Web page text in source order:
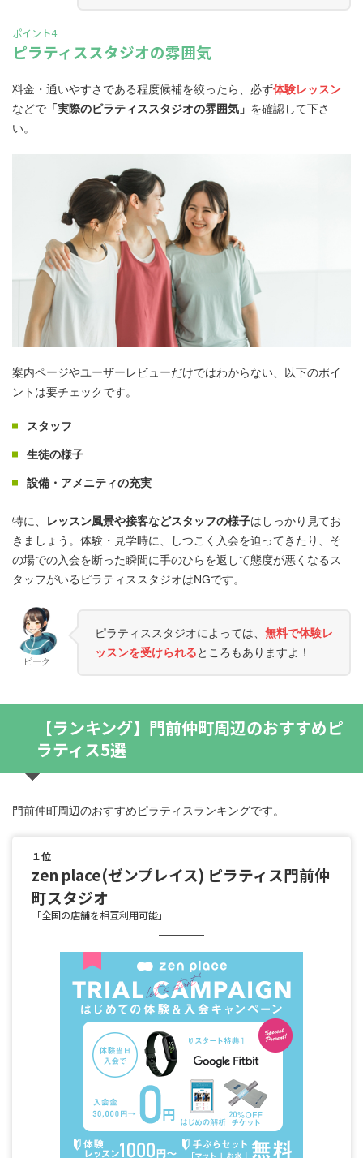
ポイント4
ピラティススタジオの雰囲気
料金・通いやすさである程度候補を絞ったら、必ず体験レッスン
などで 「実際のピラティススタジオの雰囲気」 を確認して下さ
い。
案内ページやユーザーレビューだけではわからない、以下のポイ
ントは要チェックです。
スタッフ
生徒の様子
設備・アメニティの充実
特に、 レッスン風景や接客などスタッフの様子はしっかり見てお
きましょう。体験・見学時に、しつこく入会を迫ってきたり、そ
の場での入会を断った瞬間に手のひらを返して態度が悪くなるス
タッフがいるピラティススタジオはNGです。
ピーク
ピラティススタジオによっては、 無料で体験レ
ッスンを受けられるところもありますよ！
【ランキング】門前仲町周辺のおすすめピ
ラティス5選
門前仲町周辺のおすすめピラティスランキングです。
１位
zen place(ゼンプレイス) ピラティス門前仲
町スタジオ
「全国の店舗を相互利用可能」